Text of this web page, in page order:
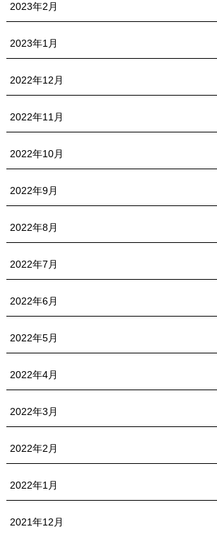
2023年2月
2023年1月
2022年12月
2022年11月
2022年10月
2022年9月
2022年8月
2022年7月
2022年6月
2022年5月
2022年4月
2022年3月
2022年2月
2022年1月
2021年12月